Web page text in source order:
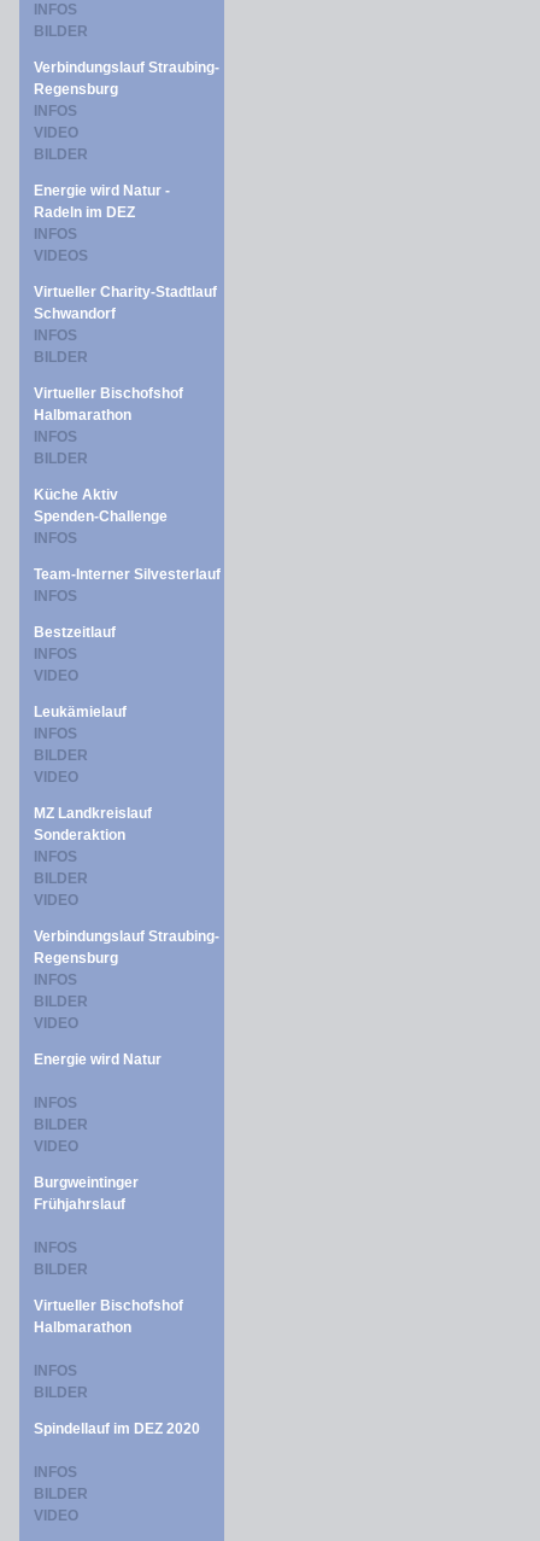
INFOS
BILDER
Verbindungslauf Straubing-
Regensburg
INFOS
VIDEO
BILDER
Energie wird Natur -
Radeln im DEZ
INFOS
VIDEOS
Virtueller Charity-Stadtlauf
Schwandorf
INFOS
BILDER
Virtueller Bischofshof
Halbmarathon
INFOS
BILDER
Küche Aktiv
Spenden-Challenge
INFOS
Team-Interner Silvesterlauf
INFOS
Bestzeitlauf
INFOS
VIDEO
Leukämielauf
INFOS
BILDER
VIDEO
MZ Landkreislauf
Sonderaktion
INFOS
BILDER
VIDEO
Verbindungslauf Straubing-
Regensburg
INFOS
BILDER
VIDEO
Energie wird Natur
INFOS
BILDER
VIDEO
Burgweintinger
Frühjahrslauf
INFOS
BILDER
Virtueller Bischofshof
Halbmarathon
INFOS
BILDER
Spindellauf im DEZ 2020
INFOS
BILDER
VIDEO